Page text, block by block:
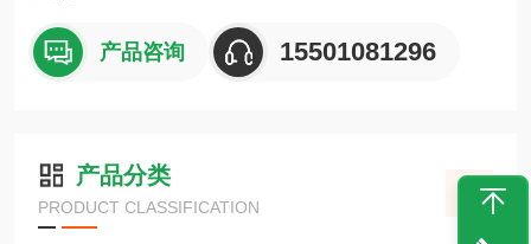
产品咨询 15501081296
产品分类
PRODUCT CLASSIFICATION